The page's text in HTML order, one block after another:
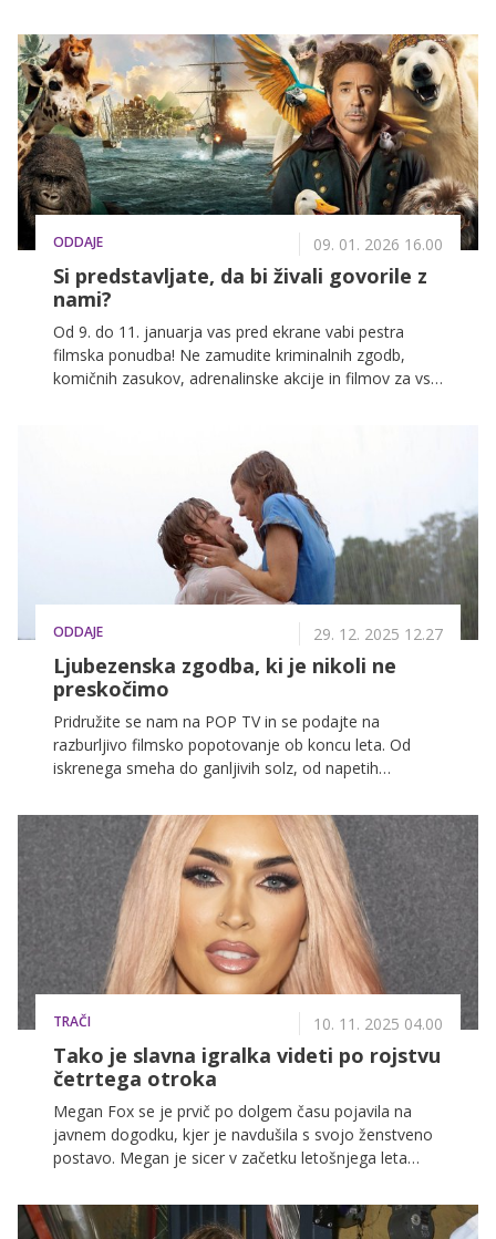
ODDAJE 09. 01. 2026 16.00
Si predstavljate, da bi živali govorile z
nami?
Od 9. do 11. januarja vas pred ekrane vabi pestra
filmska ponudba! Ne zamudite kriminalnih zgodb,
komičnih zasukov, adrenalinske akcije in filmov za vso
ODDAJE 29. 12. 2025 12.27
Ljubezenska zgodba, ki je nikoli ne
preskočimo
Pridružite se nam na POP TV in se podajte na
razburljivo filmsko popotovanje ob koncu leta. Od
iskrenega smeha do ganljivih solz, od napetih
skrbno izbran filmski program je popolna družba za
dolge zimske večere.
TRAČI 10. 11. 2025 04.00
Tako je slavna igralka videti po rojstvu
četrtega otroka
Megan Fox se je prvič po dolgem času pojavila na
javnem dogodku, kjer je navdušila s svojo ženstveno
postavo. Megan je sicer v začetku letošnjega leta
razmerju je trenutno z Machine Gun Kellyjem, pa še
vedno ni povsem jasno.